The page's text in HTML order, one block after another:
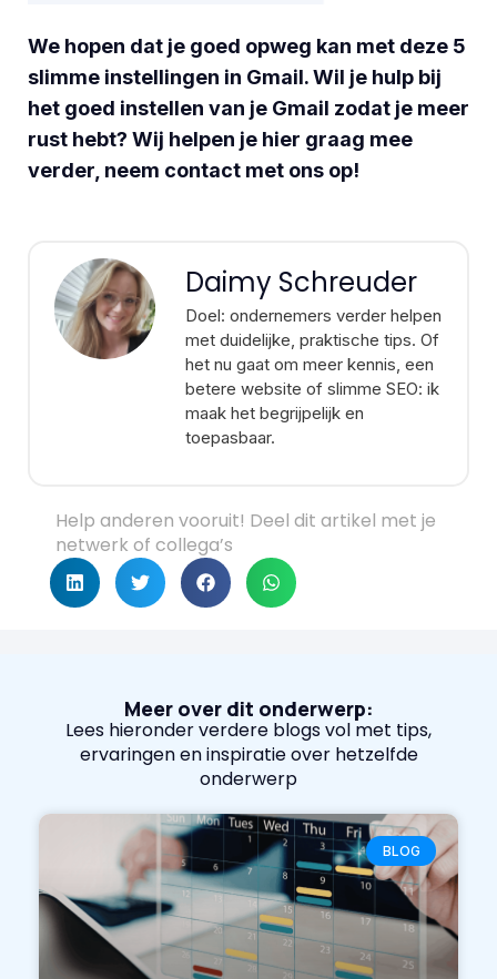
We hopen dat je goed opweg kan met deze 5
slimme instellingen in Gmail. Wil je hulp bij
het goed instellen van je Gmail zodat je meer
rust hebt? Wij helpen je hier graag mee
verder, neem contact met ons op!
Daimy Schreuder
Doel: ondernemers verder helpen
met duidelijke, praktische tips. Of
het nu gaat om meer kennis, een
betere website of slimme SEO: ik
maak het begrijpelijk en
toepasbaar.
Help anderen vooruit! Deel dit artikel met je
netwerk of collega’s
Meer over dit onderwerp:
Lees hieronder verdere blogs vol met tips,
ervaringen en inspiratie over hetzelfde
onderwerp
BLOG